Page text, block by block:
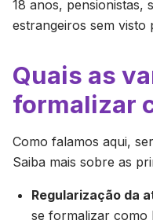
18 anos, pensionistas,
estrangeiros sem visto
Quais as
formalizar
Como falamos aqui,
Saiba mais sobre as
Regularização da
se formalizar como